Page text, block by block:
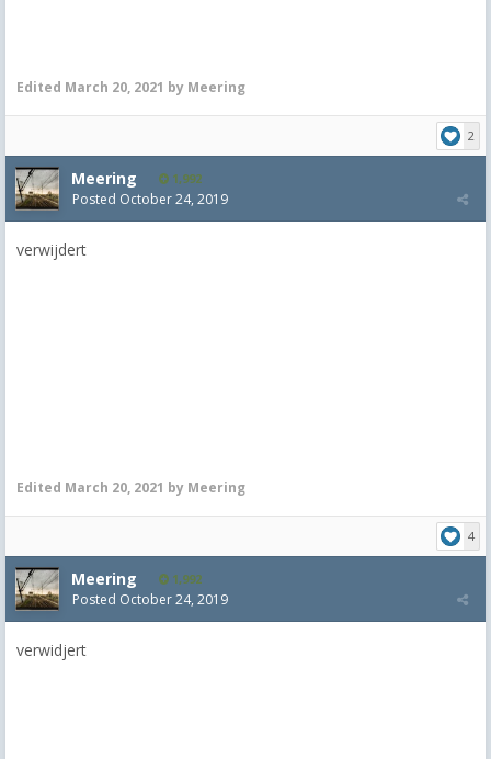
Edited March 20, 2021 by Meering
2
Meering 1,992
Posted October 24, 2019
verwijdert
Edited March 20, 2021 by Meering
4
Meering 1,992
Posted October 24, 2019
verwidjert